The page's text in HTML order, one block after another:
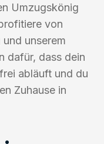
Umzugskönig
von
unserem
dafür, dass dein
abläuft und du
Zuhause in